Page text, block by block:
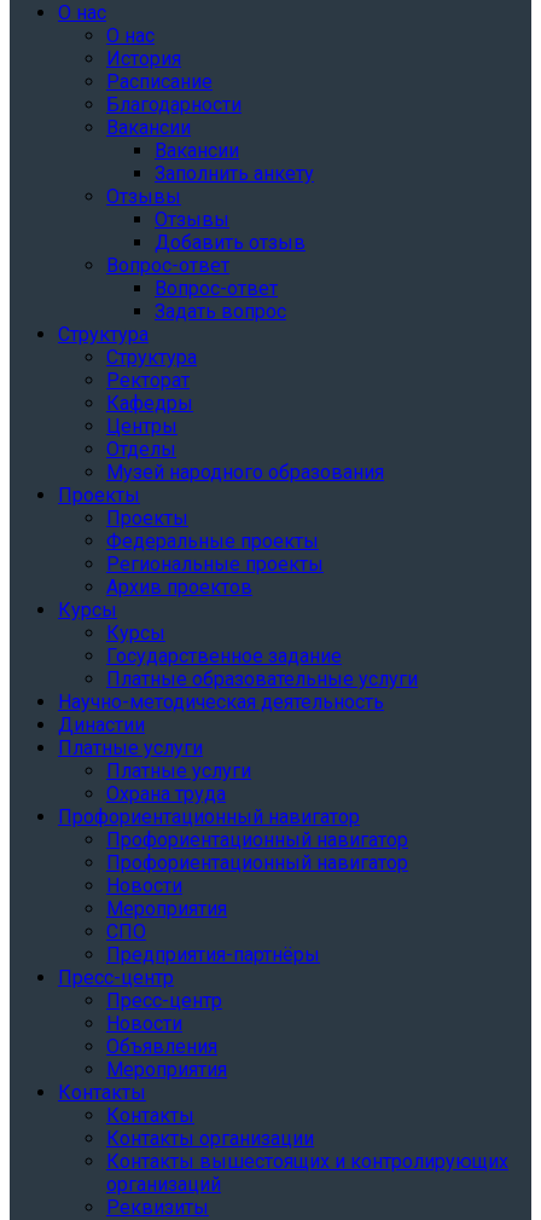
О нас
О нас
История
Расписание
Благодарности
Вакансии
Вакансии
Заполнить анкету
Отзывы
Отзывы
Добавить отзыв
Вопрос-ответ
Вопрос-ответ
Задать вопрос
Структура
Структура
Ректорат
Кафедры
Центры
Отделы
Музей народного образования
Проекты
Проекты
Федеральные проекты
Региональные проекты
Архив проектов
Курсы
Курсы
Государственное задание
Платные образовательные услуги
Научно-методическая деятельность
Династии
Платные услуги
Платные услуги
Охрана труда
Профориентационный навигатор
Профориентационный навигатор
Профориентационный навигатор
Новости
Мероприятия
СПО
Предприятия-партнёры
Пресс-центр
Пресс-центр
Новости
Объявления
Мероприятия
Контакты
Контакты
Контакты организации
Контакты вышестоящих и контролирующих
организаций
Реквизиты